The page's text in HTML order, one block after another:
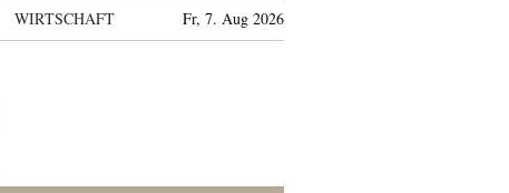
WIRTSCHAFT Fr, 7. Aug 2026